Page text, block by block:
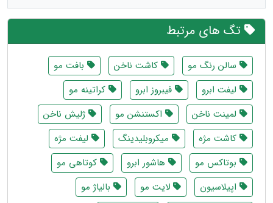
تگ های مرتبط
سالن رنگ مو کاشت ناخن
بافت مو
لیفت ابرو
فیبروز ابرو
کراتینه مو
لمینت ناخن
اکستنشن مو
ژلیش ناخن
کاشت مژه
میکروبلیدینگ
لیفت مژه
بوتاکس مو
هاشور ابرو
کوتاهی مو
اپیلاسیون
لایت مو
بالیاژ مو